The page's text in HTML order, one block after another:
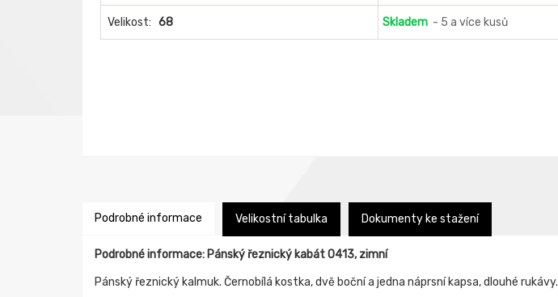
Velikost: 68 Skladem - 5 a více kusů
Podrobné informace Velikostní tabulka Dokumenty ke stažení
Podrobné informace: Pánský řeznický kabát 0413, zimní
Pánský řeznický kalmuk. Černobílá kostka, dvě boční a jedna náprsní kapsa, dlouhé rukávy.